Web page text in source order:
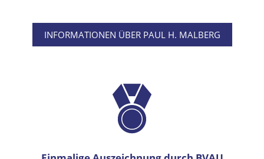
INFORMATIONEN ÜBER PAUL H. MALBERG